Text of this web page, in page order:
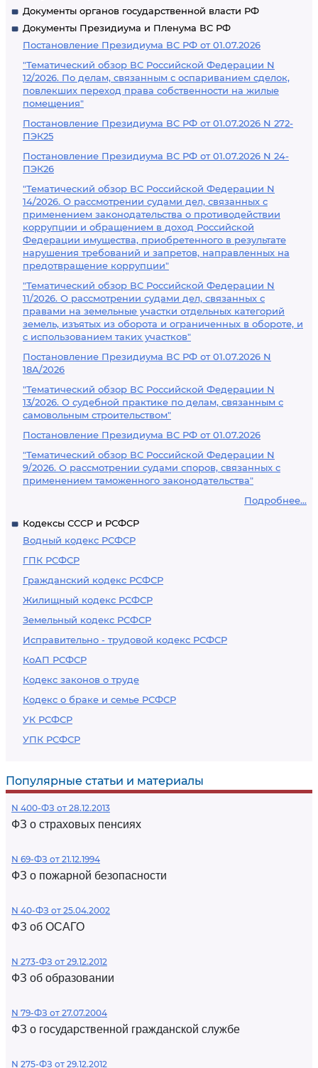
Документы органов государственной власти РФ
Документы Президиума и Пленума ВС РФ
Постановление Президиума ВС РФ от 01.07.2026
"Тематический обзор ВС Российской Федерации N
12/2026. По делам, связанным с оспариванием сделок,
повлекших переход права собственности на жилые
помещения"
Постановление Президиума ВС РФ от 01.07.2026 N 272-
ПЭК25
Постановление Президиума ВС РФ от 01.07.2026 N 24-
ПЭК26
"Тематический обзор ВС Российской Федерации N
14/2026. О рассмотрении судами дел, связанных с
применением законодательства о противодействии
коррупции и обращением в доход Российской
Федерации имущества, приобретенного в результате
нарушения требований и запретов, направленных на
предотвращение коррупции"
"Тематический обзор ВС Российской Федерации N
11/2026. О рассмотрении судами дел, связанных с
правами на земельные участки отдельных категорий
земель, изъятых из оборота и ограниченных в обороте, и
с использованием таких участков"
Постановление Президиума ВС РФ от 01.07.2026 N
18А/2026
"Тематический обзор ВС Российской Федерации N
13/2026. О судебной практике по делам, связанным с
самовольным строительством"
Постановление Президиума ВС РФ от 01.07.2026
"Тематический обзор ВС Российской Федерации N
9/2026. О рассмотрении судами споров, связанных с
применением таможенного законодательства"
Подробнее...
Кодексы СССР и РСФСР
Водный кодекс РСФСР
ГПК РСФСР
Гражданский кодекс РСФСР
Жилищный кодекс РСФСР
Земельный кодекс РСФСР
Исправительно - трудовой кодекс РСФСР
КоАП РСФСР
Кодекс законов о труде
Кодекс о браке и семье РСФСР
УК РСФСР
УПК РСФСР
Популярные статьи и материалы
N 400-ФЗ от 28.12.2013
ФЗ о страховых пенсиях
N 69-ФЗ от 21.12.1994
ФЗ о пожарной безопасности
N 40-ФЗ от 25.04.2002
ФЗ об ОСАГО
N 273-ФЗ от 29.12.2012
ФЗ об образовании
N 79-ФЗ от 27.07.2004
ФЗ о государственной гражданской службе
N 275-ФЗ от 29.12.2012